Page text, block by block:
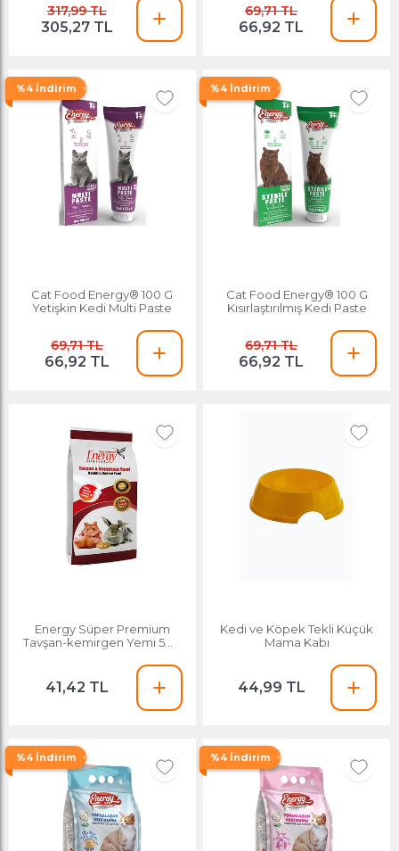
317,99 TL
305,27 TL
69,71 TL
66,92 TL
%4 İndirim
Cat Food Energy® 100 G
Yetişkin Kedi Multi Paste
69,71 TL
66,92 TL
%4 İndirim
Cat Food Energy® 100 G
Kısırlaştırılmış Kedi Paste
69,71 TL
66,92 TL
Energy Süper Premium
Tavşan-kemirgen Yemi 500
41,42 TL
Kedi ve Köpek Tekli Küçük
Mama Kabı
44,99 TL
%4 İndirim %4 İndirim